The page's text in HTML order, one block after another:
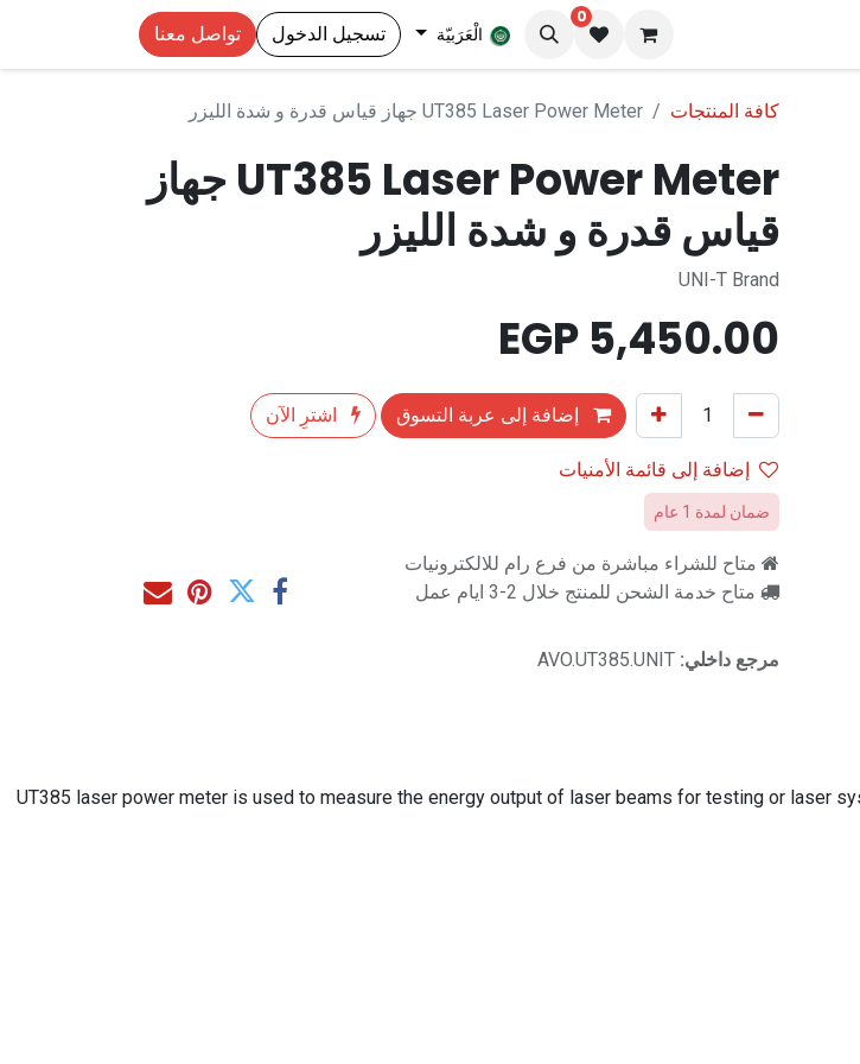
0
الْعَرَبيّة تسجيل الدخول تواصل معنا
كافة المنتجات UT385 Laser Power Meter جهاز قياس قدرة و شدة الليزر
UT385 Laser Power Meter جهاز
قياس قدرة و شدة الليزر
UNI-T Brand
5,450.00
إضافة إلى عربة التسوق
اشترِ الآن
إضافة إلى قائمة الأمنيات
ضمان لمدة 1 عام
متاح للشراء مباشرة من فرع رام للالكترونيات
متاح خدمة الشحن للمنتج خلال 2-3 ايام عمل
مرجع داخلي: AVO.UT385.UNIT
UT385 laser power meter is used to measure the energy output of laser beams for testing or laser